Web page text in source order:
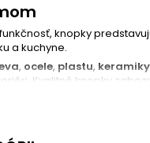
knopky
a kuchyne.
, ocele, plastu, keramiky
Kvalitné knopky
knopiek na kuchynskú linku